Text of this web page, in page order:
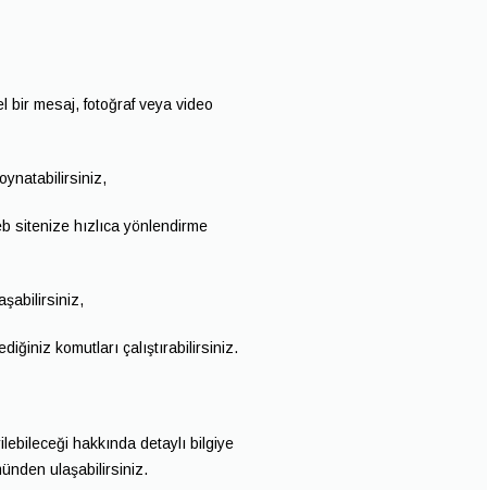
bir mesaj, fotoğraf veya video
sitenize hızlıca yönlendirme
komutları çalıştırabilirsiniz.
hakkında detaylı bilgiye
ulaşabilirsiniz.